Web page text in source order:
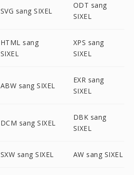
SVG sang SIXEL
ODT sang
SIXEL
HTML sang
SIXEL
XPS sang
SIXEL
ABW sang SIXEL
EXR sang
SIXEL
DCM sang SIXEL
DBK sang
SIXEL
SXW sang SIXEL AW sang SIXEL